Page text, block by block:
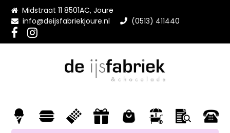
Midstraat 11 8501AC, Joure
info@deijsfabriekjoure.nl
(0513) 411440